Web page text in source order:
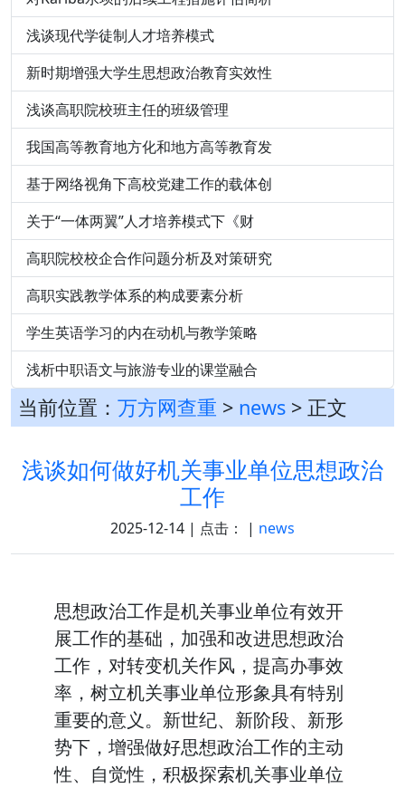
浅谈现代学徒制人才培养模式
新时期增强大学生思想政治教育实效性
浅谈高职院校班主任的班级管理
我国高等教育地方化和地方高等教育发
基于网络视角下高校党建工作的载体创
关于“一体两翼”人才培养模式下《财
高职院校校企合作问题分析及对策研究
高职实践教学体系的构成要素分析
学生英语学习的内在动机与教学策略
浅析中职语文与旅游专业的课堂融合
当前位置： 万方网查重 > news > 正文
浅谈如何做好机关事业单位思想政治
工作
2025-12-14 | 点击： | news
思想政治工作是机关事业单位有效开
展工作的基础，加强和改进思想政治
工作，对转变机关作风，提高办事效
率，树立机关事业单位形象具有特别
重要的意义。新世纪、新阶段、新形
势下，增强做好思想政治工作的主动
性、自觉性，积极探索机关事业单位